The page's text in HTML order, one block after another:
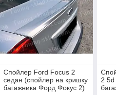
Спойлер Ford Focus 2
седан (спойлер на кришку
багажника Форд Фокус 2)
2 5d